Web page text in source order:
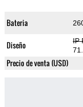
Bateria
Diseño IP
Precio de venta (USD)